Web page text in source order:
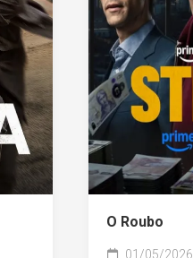
O Roubo
01/05/2026